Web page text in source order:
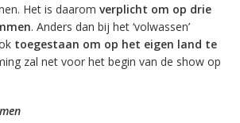
Het is daarom verplicht om op drie
. Anders dan bij het ‘volwassen’
toegestaan om op het eigen land te
zal net voor het begin van de show op